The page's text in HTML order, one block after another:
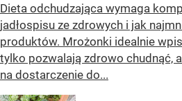
Dieta odchudzająca wymaga
jadłospisu ze zdrowych i jak
produktów. Mrożonki idealnie
tylko pozwalają zdrowo chudnąć,
na dostarczenie do...